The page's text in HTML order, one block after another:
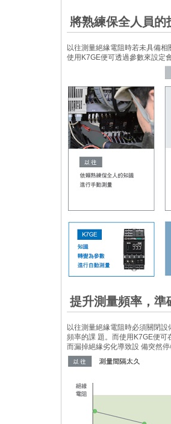
將熟練保全人員
以往測量絕緣電阻時若未具備
使用K7GE便可透過參數來設定
提升測量頻率，準
以往測量絕緣電阻時必須關閉
頻率的課 題。而使用K7GE便
而漏掉絕緣劣化導致設 備突然